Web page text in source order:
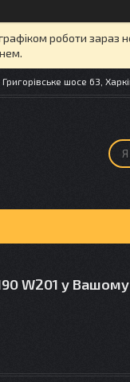
роботи
Григорівське шосе 63,
W201 у Вашому